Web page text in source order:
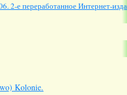
2-е переработанное Интернет-
Kolonie.